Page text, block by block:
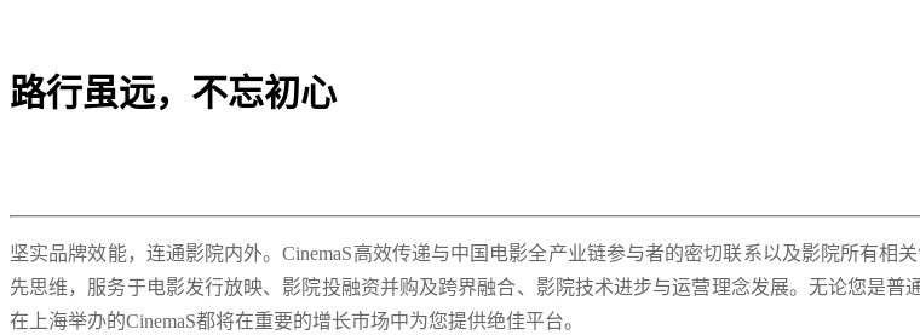
路行虽远，不忘初心
坚实品牌效能，连通影院内外。CinemaS高效传递与中国电影全产业链参与者的密切联系以及影院所有
先思维，服务于电影发行放映、影院投融资并购及跨界融合、影院技术进步与运营理念发展。无论您是
在上海举办的CinemaS都将在重要的增长市场中为您提供绝佳平台。